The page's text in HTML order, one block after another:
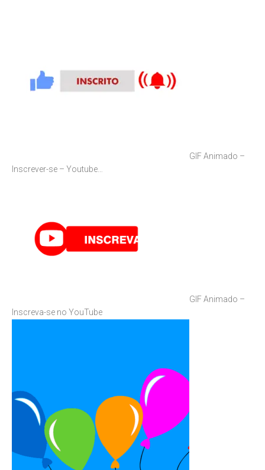
GIF Animado –
Inscrever-se – Youtube…
GIF Animado –
Inscreva-se no YouTube